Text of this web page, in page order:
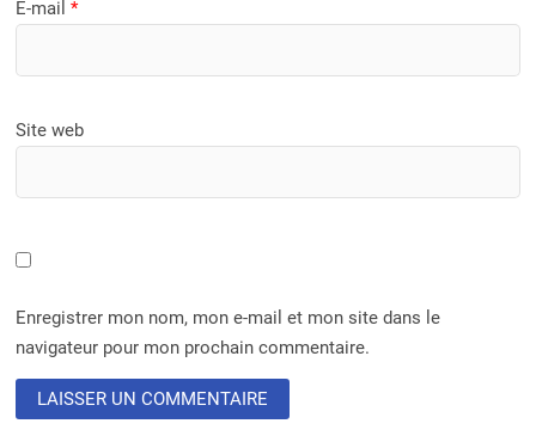
E-mail*
Site web
Enregistrer mon nom, mon e-mail et mon site dans le
navigateur pour mon prochain commentaire.